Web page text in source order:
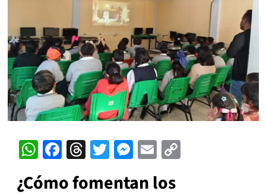
WhatsApp
Facebook
Threads
Twitter
Messenger
EmailCopy
¿Cómo fomentan los